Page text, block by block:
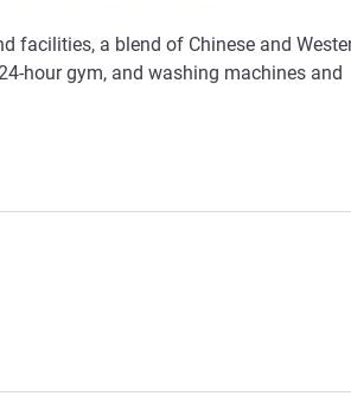
facilities, a blend of Chinese and
hour gym, and washing machines and